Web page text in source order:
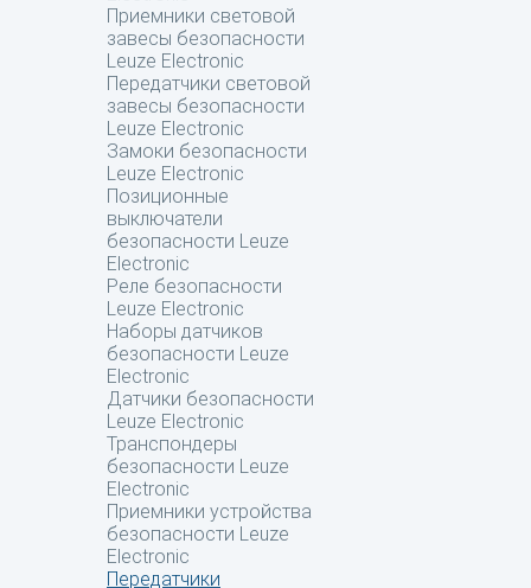
Приемники световой
завесы безопасности
Leuze Electronic
Передатчики световой
завесы безопасности
Leuze Electronic
Замоки безопасности
Leuze Electronic
Позиционные
выключатели
безопасности Leuze
Electronic
Реле безопасности
Leuze Electronic
Наборы датчиков
безопасности Leuze
Electronic
Датчики безопасности
Leuze Electronic
Транспондеры
безопасности Leuze
Electronic
Приемники устройства
безопасности Leuze
Electronic
Передатчики